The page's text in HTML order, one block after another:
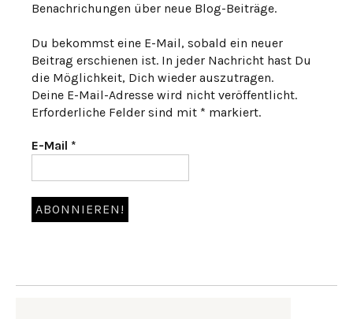
Benachrichungen über neue Blog-Beiträge.
Du bekommst eine E-Mail, sobald ein neuer
Beitrag erschienen ist. In jeder Nachricht hast Du
die Möglichkeit, Dich wieder auszutragen.
Deine E-Mail-Adresse wird nicht veröffentlicht.
Erforderliche Felder sind mit * markiert.
E-Mail *